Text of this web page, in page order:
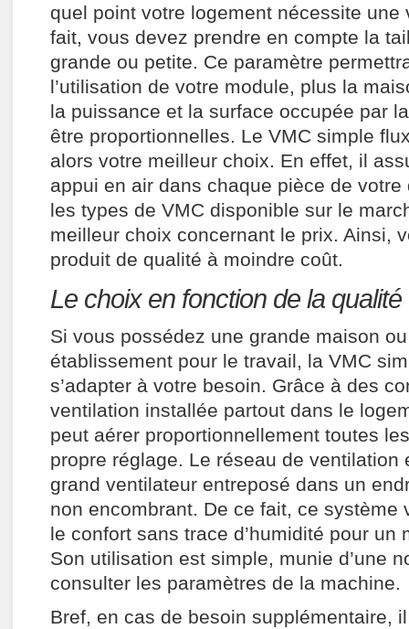
quel point votre logement nécessite une
fait, vous devez prendre en compte la
grande ou petite. Ce paramètre
l’utilisation de votre module, plus la
la puissance et la surface occupée par
être proportionnelles. Le VMC simple
alors votre meilleur choix. En effet, il
appui en air dans chaque pièce de
les types de VMC disponible sur le
meilleur choix concernant le prix. Ainsi,
produit de qualité à moindre coût.
Le choix en fonction de la qualité
Si vous possédez une grande maison ou
établissement pour le travail, la VMC
s’adapter à votre besoin. Grâce à des
ventilation installée partout dans le
peut aérer proportionnellement toutes
propre réglage. Le réseau de ventilation
grand ventilateur entreposé dans un
non encombrant. De ce fait, ce système
le confort sans trace d’humidité pour un
Son utilisation est simple, munie d’une
consulter les paramètres de la machine.
Bref, en cas de besoin supplémentaire,